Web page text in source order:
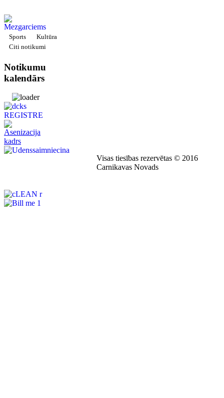
Sports
Kultūra
Citi notikumi
Notikumu
kalendārs
Visas tiesības rezervētas © 2016
Carnikavas Novads